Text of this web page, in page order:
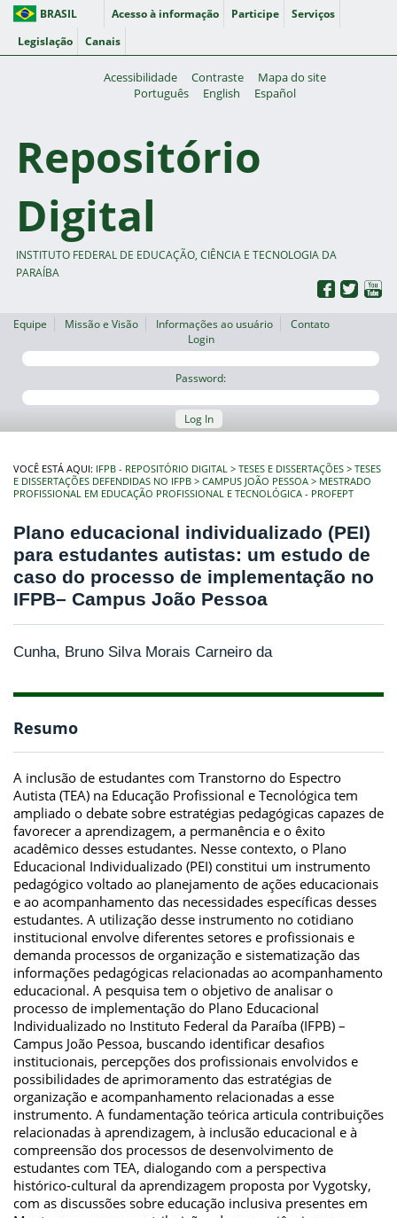
BRASIL Acesso à informação Participe
Serviços
Legislação
Canais
Acessibilidade Contraste
Mapa do site
Português
English Español
Repositório
Digital
INSTITUTO FEDERAL DE EDUCAÇÃO, CIÊNCIA E TECNOLOGIA DA
PARAÍBA
Equipe Missão e Visão Informações ao usuário
Contato
Login
Password:
Log In
VOCÊ ESTÁ AQUI: IFPB - REPOSITÓRIO DIGITAL TESES E DISSERTAÇÕES
TESES
E DISSERTAÇÕES DEFENDIDAS NO IFPB
CAMPUS JOÃO PESSOA
MESTRADO
PROFISSIONAL EM EDUCAÇÃO PROFISSIONAL E TECNOLÓGICA - PROFEPT
Plano educacional individualizado (PEI)
para estudantes autistas: um estudo de
caso do processo de implementação no
IFPB– Campus João Pessoa
Cunha, Bruno Silva Morais Carneiro da
Resumo
A inclusão de estudantes com Transtorno do Espectro
Autista (TEA) na Educação Profissional e Tecnológica tem
ampliado o debate sobre estratégias pedagógicas capazes de
favorecer a aprendizagem, a permanência e o êxito
acadêmico desses estudantes. Nesse contexto, o Plano
Educacional Individualizado (PEI) constitui um instrumento
pedagógico voltado ao planejamento de ações educacionais
e ao acompanhamento das necessidades específicas desses
estudantes. A utilização desse instrumento no cotidiano
institucional envolve diferentes setores e profissionais e
demanda processos de organização e sistematização das
informações pedagógicas relacionadas ao acompanhamento
educacional. A pesquisa tem o objetivo de analisar o
processo de implementação do Plano Educacional
Individualizado no Instituto Federal da Paraíba (IFPB) –
Campus João Pessoa, buscando identificar desafios
institucionais, percepções dos profissionais envolvidos e
possibilidades de aprimoramento das estratégias de
organização e acompanhamento relacionadas a esse
instrumento. A fundamentação teórica articula contribuições
relacionadas à aprendizagem, à inclusão educacional e à
compreensão dos processos de desenvolvimento de
estudantes com TEA, dialogando com a perspectiva
histórico-cultural da aprendizagem proposta por Vygotsky,
com as discussões sobre educação inclusiva presentes em